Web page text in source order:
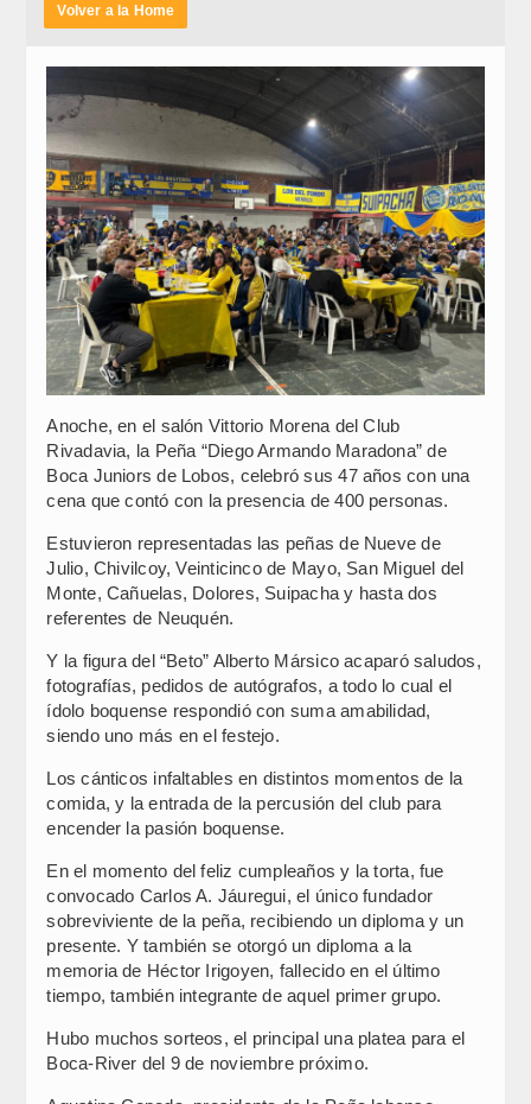
Volver a la Home
Anoche, en el salón Vittorio Morena del Club
Rivadavia, la Peña “Diego Armando Maradona” de
Boca Juniors de Lobos, celebró sus 47 años con una
cena que contó con la presencia de 400 personas.
Estuvieron representadas las peñas de Nueve de
Julio, Chivilcoy, Veinticinco de Mayo, San Miguel del
Monte, Cañuelas, Dolores, Suipacha y hasta dos
referentes de Neuquén.
Y la figura del “Beto” Alberto Mársico acaparó saludos,
fotografías, pedidos de autógrafos, a todo lo cual el
ídolo boquense respondió con suma amabilidad,
siendo uno más en el festejo.
Los cánticos infaltables en distintos momentos de la
comida, y la entrada de la percusión del club para
encender la pasión boquense.
En el momento del feliz cumpleaños y la torta, fue
convocado Carlos A. Jáuregui, el único fundador
sobreviviente de la peña, recibiendo un diploma y un
presente. Y también se otorgó un diploma a la
memoria de Héctor Irigoyen, fallecido en el último
tiempo, también integrante de aquel primer grupo.
Hubo muchos sorteos, el principal una platea para el
Boca-River del 9 de noviembre próximo.